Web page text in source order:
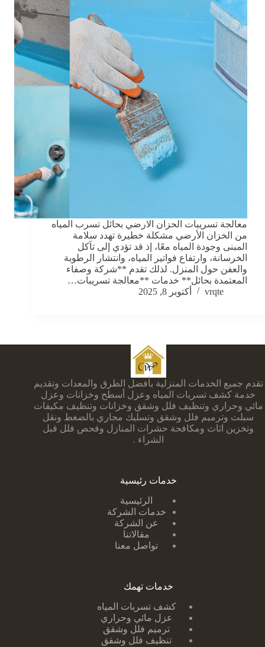
معالجة تسريبات الحزان الارضي بحائل تسرب المياه
من الخزان الأرضي مشكلة خطيرة تهدد سلامة
المبنى وجودة المياه معًا، إذ قد تؤدي إلى تآكل
الخرسانة، وارتفاع فواتير المياه، وانتشار الرطوبة
والعفن حول المنزل. لذلك تقدم **شركة وصفاء
المعتمدة بحائل** خدمات **معالجة تسريبات…
vrqte
أكتوبر 8, 2025
تقدم جميع الخدمات المنزلية بأفضل الطرق والمعدات وتقديم
خدمة كشف تسربات المياه وعزل أسطح وخزانات وعزل
مائي وحراري وتنظيف فلل وشقق وخزانات وتنظيف مكيفات
سبلت وترميم فلل وشقق وتسليك مجاري بالضغط ونقل
وتخزين اثاث ومكافحة حشرات المنازل وفحص فلل قبل
الشراء .
خدمات رئيسية
الرئيسية
خدمات الشركة
عن الشركة
مقالاتنا
تواصل معنا
خدمات تهمك
كشف تسربات ا لمياه
عزل مائي وحراري
ترميم فلل وشقق
تنظيف فلل وشقق